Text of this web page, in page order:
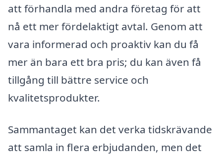
att förhandla med andra företag för att
nå ett mer fördelaktigt avtal. Genom att
vara informerad och proaktiv kan du få
mer än bara ett bra pris; du kan även få
tillgång till bättre service och
kvalitetsprodukter.
Sammantaget kan det verka tidskrävande
att samla in flera erbjudanden, men det